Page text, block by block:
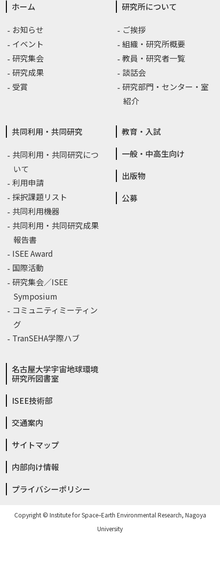
ホーム
お知らせ
イベント
研究集会
研究成果
受賞
研究所について
ご挨拶
組織・研究所概要
教員・研究者一覧
談話会
研究部門・センター・室
紹介
共同利用・共同研究
共同利用・共同研究につ
いて
利用申請
採択課題リスト
共同利用機器
共同利用・共同研究成果
報告書
ISEE Award
国際活動
研究集会／ISEE
Symposium
コミュニティミーティン
グ
TranSEHA学際ハブ
教育・入試
一般・中高生向け
出版物
公募
名古屋大学宇宙地球環境
研究所図書室
ISEE技術部
交通案内
サイトマップ
内部向け情報
プライバシーポリシー
Copyright © Institute for Space–Earth Environmental Research, Nagoya
University